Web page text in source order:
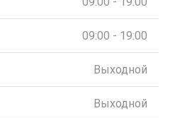
09:00 - 19:00
Выходной
Выходной